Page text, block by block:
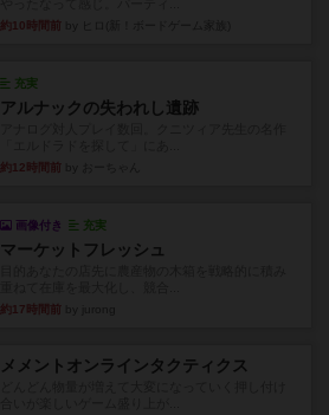
約10時間前
充実
アルナックの失われし遺跡
約12時間前
画像付き 充実
マーケットフレッシュ
約17時間前
メメントオンラインタクティクス